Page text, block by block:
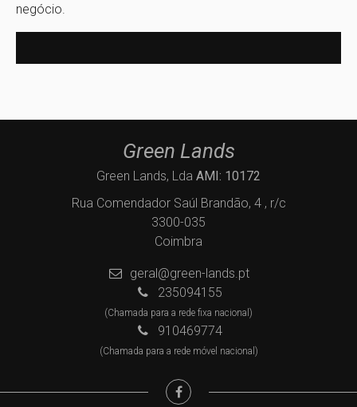
negócio.
Green Lands
Green Lands, Lda AMI: 10172
Rua Comendador Saúl Brandão, 4 , r/c
3300-035
Coimbra
geral@green-lands.pt
235094155
(Chamada para a rede fixa nacional)
910469774
(Chamada para a rede móvel nacional)